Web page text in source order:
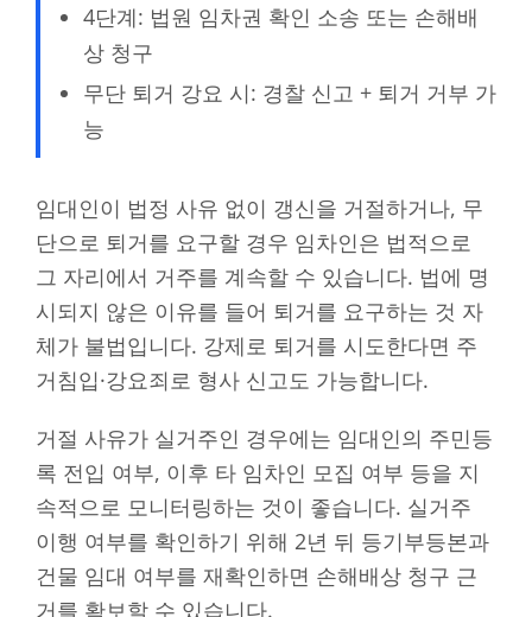
4단계: 법원 임차권 확인 소송 또는 손해배
상 청구
무단 퇴거 강요 시: 경찰 신고 + 퇴거 거부 가
능
임대인이 법정 사유 없이 갱신을 거절하거나, 무
단으로 퇴거를 요구할 경우 임차인은 법적으로
그 자리에서 거주를 계속할 수 있습니다. 법에 명
시되지 않은 이유를 들어 퇴거를 요구하는 것 자
체가 불법입니다. 강제로 퇴거를 시도한다면 주
거침입·강요죄로 형사 신고도 가능합니다.
거절 사유가 실거주인 경우에는 임대인의 주민등
록 전입 여부, 이후 타 임차인 모집 여부 등을 지
속적으로 모니터링하는 것이 좋습니다. 실거주
이행 여부를 확인하기 위해 2년 뒤 등기부등본과
건물 임대 여부를 재확인하면 손해배상 청구 근
거를 확보할 수 있습니다.